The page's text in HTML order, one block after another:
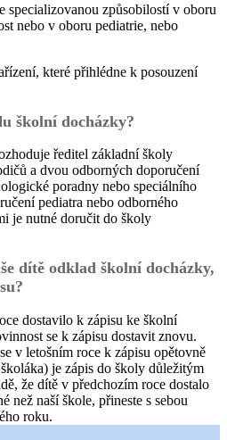
specializovanou způsobilostí v oboru
nebo v oboru pediatrie, nebo
které přihlédne k posouzení
školní docházky?
ředitel základní školy
a dvou odborných doporučení
poradny nebo speciálního
pediatra nebo odborného
je nutné doručit do školy
dítě odklad školní docházky,
dostavilo k zápisu ke školní
se k zápisu dostavit znovu.
v letošním roce k zápisu opětovně
je zápis do školy důležitým
že dítě v předchozím roce dostalo
než naší škole, přineste s sebou
roku.